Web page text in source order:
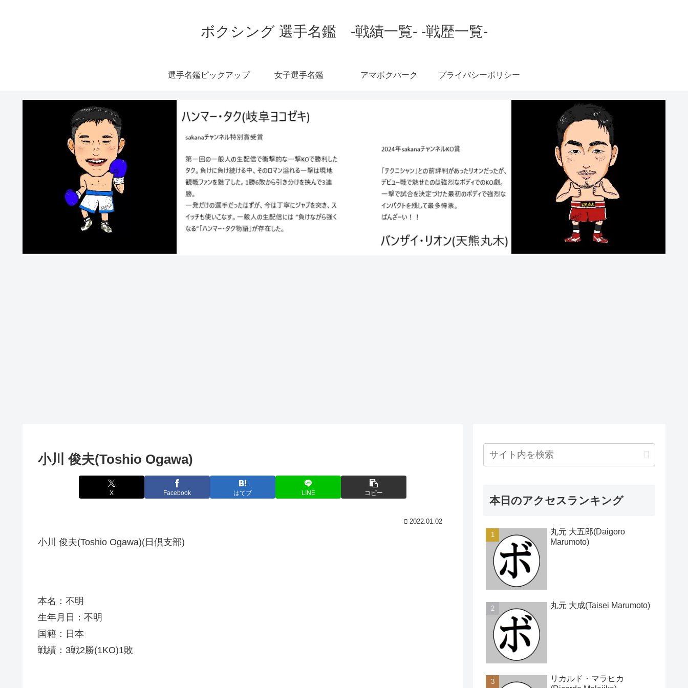
ボクシング 選手名鑑 -戦績一覧- -戦歴一覧-
選手名鑑ピックアップ 女子選手名鑑 アマボクパーク プライバシーポリシー
小川 俊夫(Toshio Ogawa)
X Facebook はてブ LINE コピー
2022.01.02
小川 俊夫(Toshio Ogawa)(日倶支部)
本名：不明
生年月日：不明
国籍：日本
戦績：3戦2勝(1KO)1敗
本日のアクセスランキング
丸元 大五郎(Daigoro
Marumoto)
丸元 大成(Taisei Marumoto)
リカルド・マラヒカ